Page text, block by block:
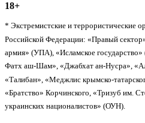
18+
* Экстремистские и террористические
Российской Федерации: «Правый
армия» (УПА), «Исламское
Фатх аш-Шам», «Джабхат ан-Нусра»,
«Талибан», «Меджлис крымско-
«Братство» Корчинского, «Тризуб им.
украинских националистов» (ОУН).